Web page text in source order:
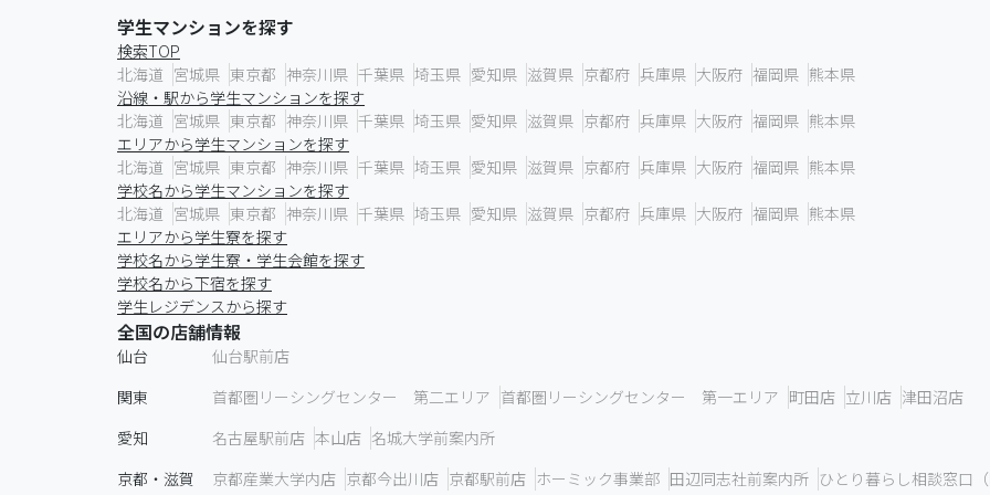
学生マンションを探す
検索TOP
北海道 宮城県 東京都 神奈川県 千葉県 埼玉県 愛知県 滋賀県 京都府 兵庫県 大阪府 福岡県 熊本県
沿線・駅から学生マンションを探す
北海道 宮城県 東京都 神奈川県 千葉県 埼玉県 愛知県 滋賀県 京都府 兵庫県 大阪府 福岡県 熊本県
エリアから学生マンションを探す
北海道 宮城県 東京都 神奈川県 千葉県 埼玉県 愛知県 滋賀県 京都府 兵庫県 大阪府 福岡県 熊本県
学校名から学生マンションを探す
北海道 宮城県 東京都 神奈川県 千葉県 埼玉県 愛知県 滋賀県 京都府 兵庫県 大阪府 福岡県 熊本県
エリアから学生寮を探す
学校名から学生寮・学生会館を探す
学校名から下宿を探す
学生レジデンスから探す
全国の店舗情報
仙台
仙台駅前店
関東
首都圏リーシングセンター 第二エリア 首都圏リーシングセンター 第一エリア 町田店 立川店 津田沼店
愛知
名古屋駅前店 本山店 名城大学前案内所
京都・滋賀
京都産業大学内店 京都今出川店 京都駅前店 ホーミック事業部 田辺同志社前案内所 ひとり暮らし相談窓口（